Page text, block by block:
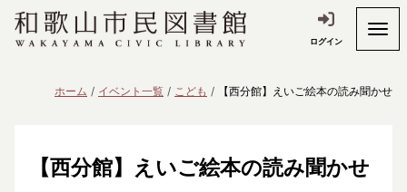
ログイン
ホーム イベント一覧 こども 【西分館】えいご絵本の読み聞かせ
【西分館】えいご絵本の読み聞かせ